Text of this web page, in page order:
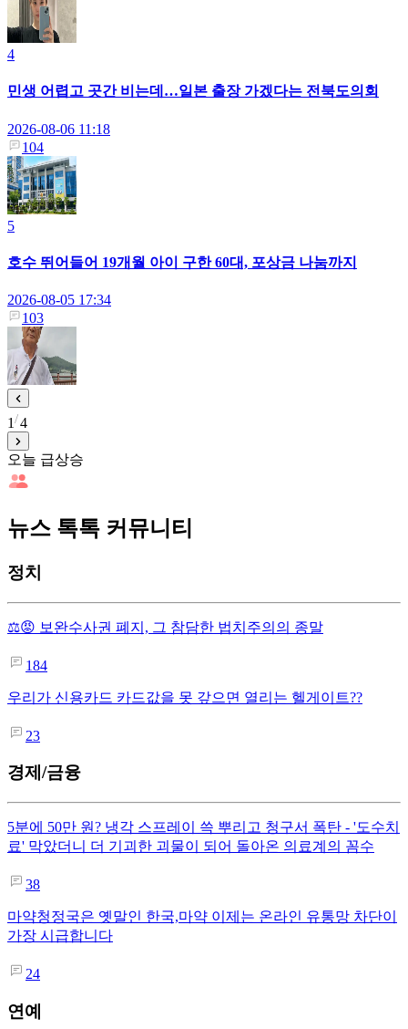
4
민생 어렵고 곳간 비는데…일본 출장 가겠다는 전북도의회
2026-08-06 11:18
104
5
호수 뛰어들어 19개월 아이 구한 60대, 포상금 나눔까지
2026-08-05 17:34
103
1 4
오늘 급상승
뉴스 톡톡 커뮤니티
정치
⚖️😡 보완수사권 폐지, 그 참담한 법치주의의 종말
184
우리가 신용카드 카드값을 못 갚으면 열리는 헬게이트??
23
경제/금융
5분에 50만 원? 냉각 스프레이 쓱 뿌리고 청구서 폭탄 - '도수치
료' 막았더니 더 기괴한 괴물이 되어 돌아온 의료계의 꼼수
38
마약청정국은 옛말인 한국,마약 이제는 온라인 유통망 차단이
가장 시급합니다
24
연예